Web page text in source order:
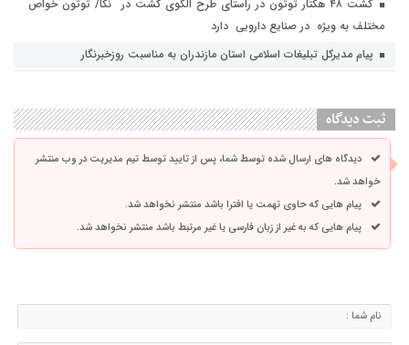
کشت ۴۸ هکتار توتون در راستای طرح الگوی کشت در نکا/ توتون خواص
مختلف به ویژه در صنایع دارویی دارد
پیام مدیرکل تبلیغات اسلامی استان مازندران به مناسبت روزخبرنگار
ثبت دیدگاه
دیدگاه های ارسال شده توسط شما، پس از تایید توسط تیم مدیریت در وب منتشر
خواهد شد.
پیام هایی که حاوی تهمت یا افترا باشد منتشر نخواهد شد.
پیام هایی که به غیر از زبان فارسی یا غیر مرتبط باشد منتشر نخواهد شد.